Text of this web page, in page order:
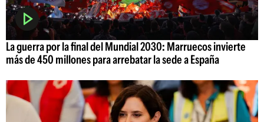
La guerra por la final del Mundial 2030: Marruecos invierte
más de 450 millones para arrebatar la sede a España